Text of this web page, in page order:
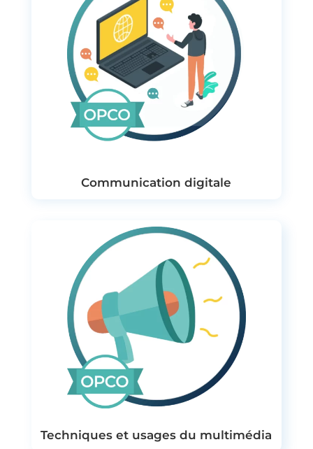
Communication digitale
Techniques et usages du multimédia